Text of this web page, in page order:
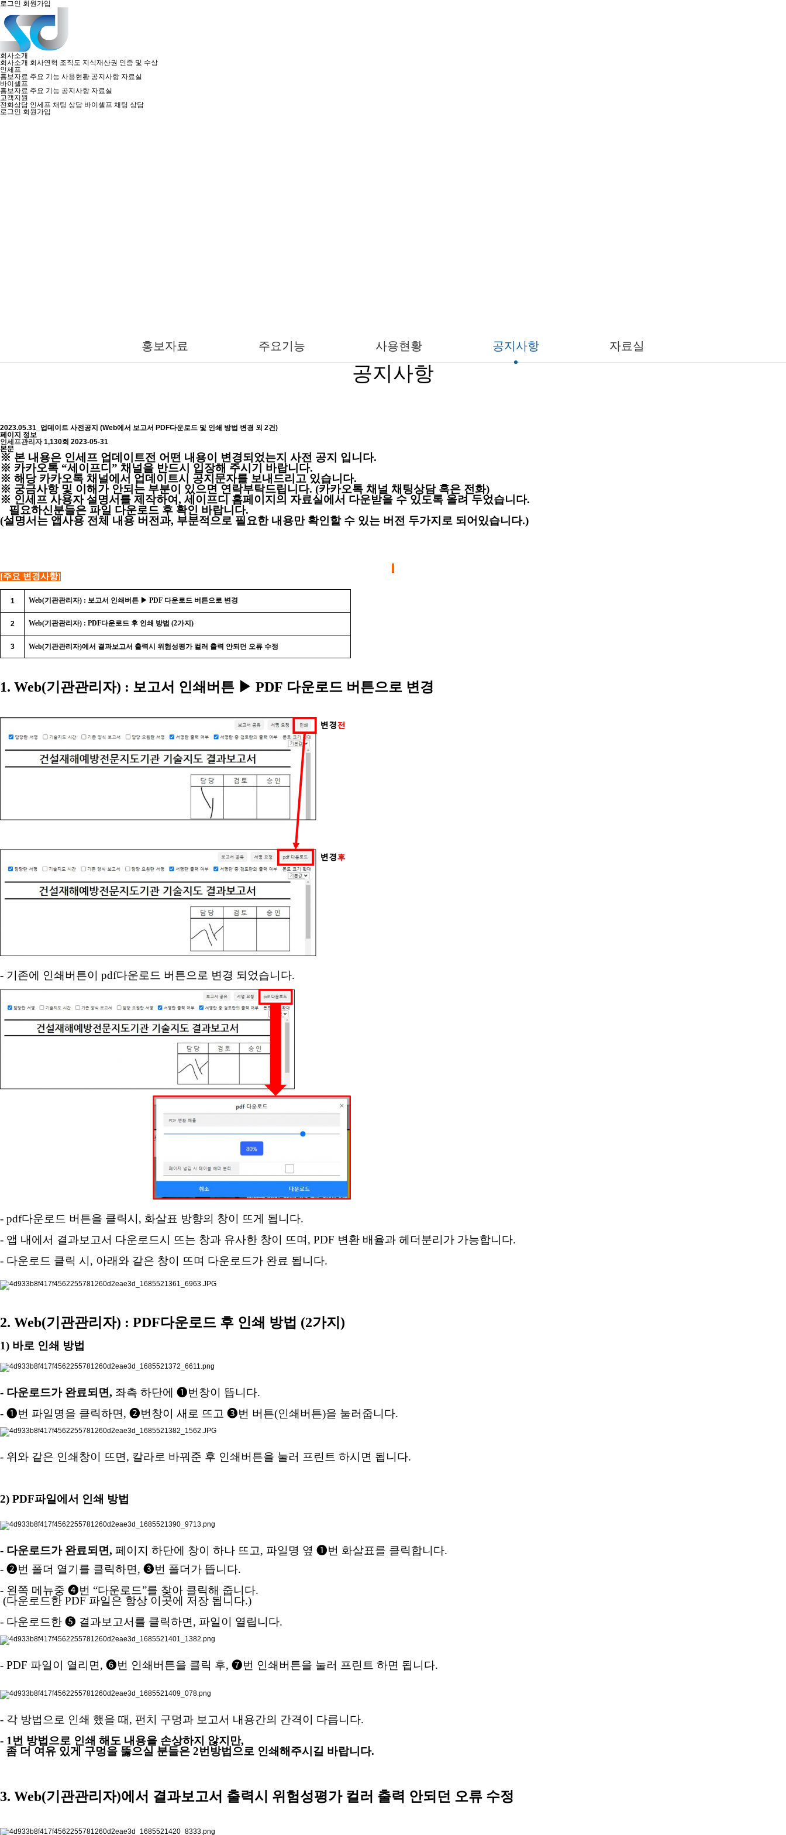
로그인 회원가입
회사소개
회사소개 회사연혁 조직도 지식재산권 인증 및 수상
인세프
홍보자료 주요 기능 사용현황 공지사항 자료실
바이셀프
홍보자료 주요 기능 공지사항 자료실
고객지원
전화상담 인세프 채팅 상담 바이셀프 채팅 상담
로그인 회원가입
홍보자료 주요기능 사용현황 공지사항 자료실
공지사항
2023.05.31_업데이트 사전공지 (Web에서 보고서 PDF다운로드 및 인쇄 방법 변경 외 2건)
페이지 정보
인세프관리자 1,130회 2023-05-31
본문
※ 본 내용은 인세프 업데이트전 어떤 내용이 변경되었는지 사전 공지 입니다.
※ 카카오톡 “세이프디 ” 채널을 반드시 입장해 주시기 바랍니다.
※ 해당 카카오톡 채널에서 업데이트시 공지문자를 보내드리고 있습니다.
※ 궁금사항 및 이해가 안되는 부분이 있으면 연락부탁드립니다. (카카오톡 채널 채팅상담 혹은 전화)
※ 인세프 사용자 설명서를 제작하여, 세이프디 홈페이지의 자료실에서 다운받을 수 있도록 올려 두었습니다.
필요하신분들은 파일 다운로드 후 확인 바랍니다.
(설명서는 앱사용 전체 내용 버전과, 부분적으로 필요한 내용만 확인할 수 있는 버전 두가지로 되어있습니다.)
[주요 변경사항]
1 Web(기관관리자) : 보고서 인쇄버튼 ▶ PDF 다운로드 버튼으로 변경
2 Web(기관관리자) : PDF다운로드 후 인쇄 방법 (2가지 )
3 Web(기관관리자)에서 결과보고서 출력시 위험성평가 컬러 출력 안되던 오류 수정
1. Web(기관관리자) : 보고서 인쇄버튼 ▶ PDF 다운로드 버튼으로 변경
- 기존에 인쇄버튼이 pdf다운로드 버튼으로 변경 되었습니다.
- pdf다운로드 버튼을 클릭시 , 화살표 방향의 창이 뜨게 됩니다.
- 앱 내에서 결과보고서 다운로드시 뜨는 창과 유사한 창이 뜨며 , PDF 변환 배율과 헤더분리가 가능합니다.
- 다운로드 클릭 시 , 아래와 같은 창이 뜨며 다운로드가 완료 됩니다.
2. Web(기관관리자) : PDF다운로드 후 인쇄 방법 (2가지 )
1) 바로 인쇄 방법
- 다운로드가 완료되면, 좌측 하단에 ❶번창이 뜹니다.
- ❶번 파일명을 클릭하면 , ❷번창이 새로 뜨고 ❸번 버튼(인쇄버튼)을 눌러줍니다.
- 위와 같은 인쇄창이 뜨면 , 칼라로 바꿔준 후 인쇄버튼을 눌러 프린트 하시면 됩니다.
2) PDF파일에서 인쇄 방법
- 다운로드가 완료되면, 페이지 하단에 창이 하나 뜨고, 파일명 옆 ❶번 화살표를 클릭합니다.
- ❷번 폴더 열기를 클릭하면 , ❸번 폴더가 뜹니다.
- 왼쪽 메뉴중 ❹번 “다운로드”를 찾아 클릭해 줍니다.
(다운로드한 PDF 파일은 항상 이곳에 저장 됩니다.)
- 다운로드한 ❺ 결과보고서를 클릭하면 , 파일이 열립니다.
- PDF 파일이 열리면 , ❻번 인쇄버튼을 클릭 후, ❼번 인쇄버튼을 눌러 프린트 하면 됩니다.
- 각 방법으로 인쇄 했을 때 , 펀치 구멍과 보고서 내용간의 간격이 다릅니다.
- 1 번 방법으로 인쇄 해도 내용을 손상하지 않지만,
좀 더 여유 있게 구멍을 뚫으실 분들은 2번방법으로 인쇄해주시길 바랍니다.
3. Web(기관관리자)에서 결과보고서 출력시 위험성평가 컬러 출력 안되던 오류 수정